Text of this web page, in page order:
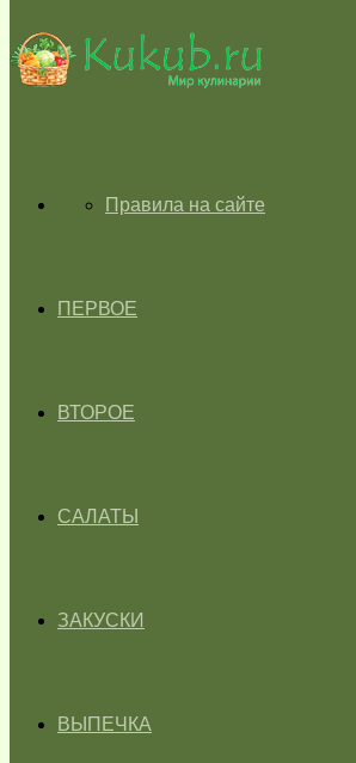
skin
ГЛАВНАЯПравила на сайте
ПЕРВОЕ
ВТОРОЕ
САЛАТЫ
ЗАКУСКИ
ВЫПЕЧКА